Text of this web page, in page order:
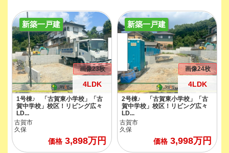
新築一戸建
4LDK
画像23枚
1号棟♪ 「古賀東小学校」「古
賀中学校」校区！リビング広々
LD...
古賀市
久保
価格3,898万円
新築一戸建
4LDK
画像24枚
2号棟♪ 「古賀東小学校」「古
賀中学校」校区！リビング広々
LD...
古賀市
久保
価格3,998万円